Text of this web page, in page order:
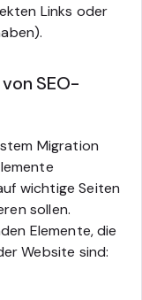
Links oder
SEO-
Migration
wichtige Seiten
sollen.
Elemente, die
Website sind: